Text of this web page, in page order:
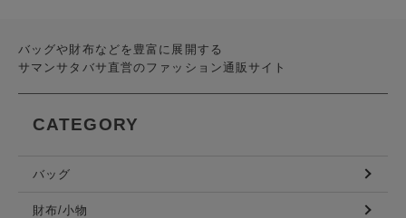
バッグや財布などを豊富に展開する
サマンサタバサ直営のファッション通販サイト
CATEGORY
バッグ
財布/小物